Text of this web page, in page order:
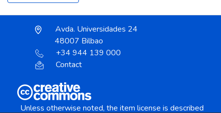
Avda. Universidades 24
48007 Bilbao
+34 944 139 000
Contact
Unless otherwise noted, the item license is described